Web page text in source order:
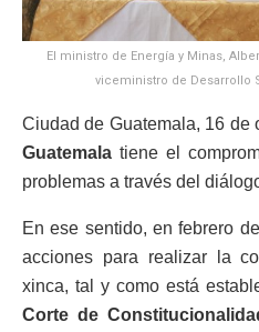
El ministro de Energía y Minas,
viceministro de Desarrollo
Ciudad de Guatemala, 16 de
Guatemala tiene el
problemas a través del
En ese sentido, en febrero
acciones para realizar la
xinca, tal y como está
Corte de